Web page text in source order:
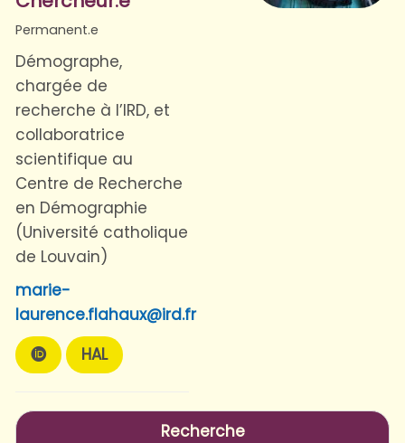
Permanent.e
Démographe,
chargée de
recherche à l’IRD, et
collaboratrice
scientifique au
Centre de Recherche
en Démographie
(Université catholique
de Louvain)
marie-
laurence.flahaux@ird.fr
HAL
Recherche